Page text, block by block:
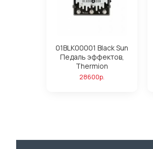
01BLK00001 Black Sun
Педаль эффектов,
Thermion
28600р.